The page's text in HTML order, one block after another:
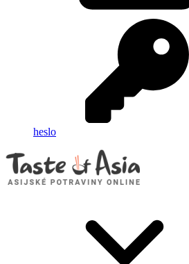
heslo